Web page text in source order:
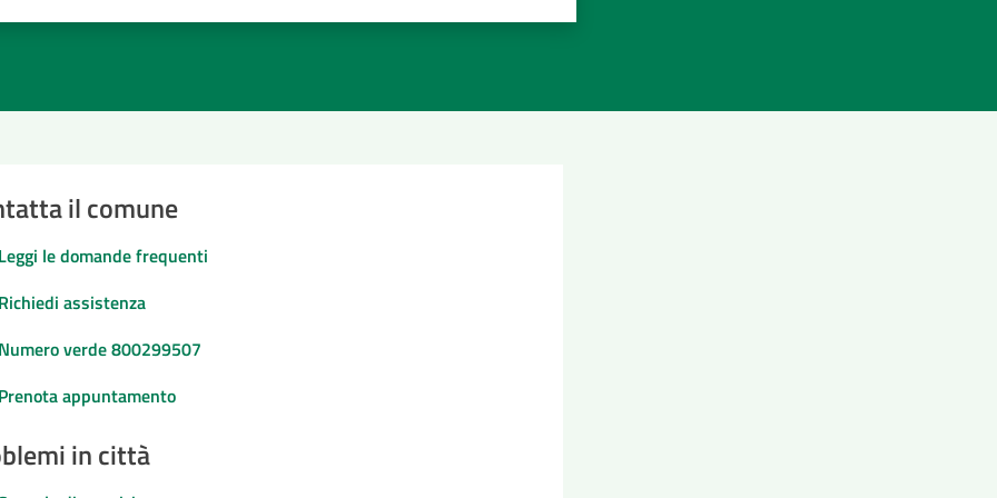
il comune
le domande frequenti
assistenza
verde 800299507
appuntamento
in città